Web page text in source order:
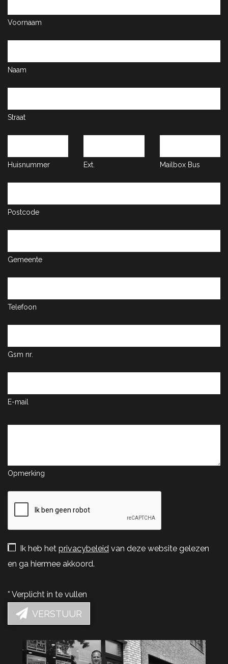
Voornaam
Naam
Straat
Huisnummer Ext. Mailbox Bus
Postcode
Gemeente
Telefoon
Gsm nr.
E-mail
Opmerking
Ik heb het privacybeleid van deze website gelezen
en ga hiermee akkoord.
* Verplicht in te vullen
VERSTUUR